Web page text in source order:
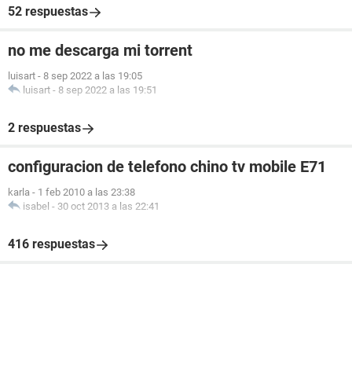
52 respuestas
no me descarga mi torrent
luisart - 8 sep 2022 a las 19:05
luisart - 8 sep 2022 a las 19:51
2 respuestas
configuracion de telefono chino tv mobile E71
karla - 1 feb 2010 a las 23:38
isabel - 30 oct 2013 a las 22:41
416 respuestas